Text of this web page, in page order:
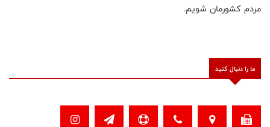
مردم کشورمان شویم.
ما را دنبال کنید